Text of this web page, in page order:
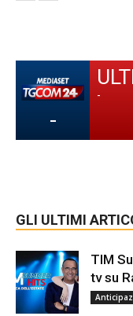
-
-
GLI ULTIMI
TIM
tv su